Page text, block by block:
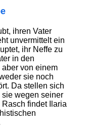
ihren Vater
unvermittelt ein
ihr Neffe zu
in den
von einem
sie noch
Da stellen sich
sie wegen seiner
findet Ilaria